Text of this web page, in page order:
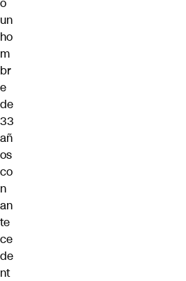
un
ho
m
br
e
de
33
añ
os
co
n
an
te
ce
de
nt